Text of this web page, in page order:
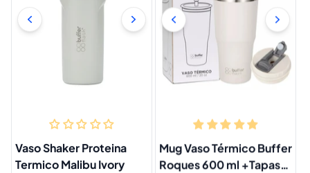
Vaso Shaker Proteina
Termico Malibu Ivory
Mug Vaso Térmico Buffer
Roques 600 ml +Tapas